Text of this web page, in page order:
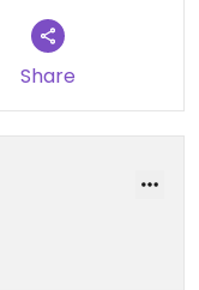
Share